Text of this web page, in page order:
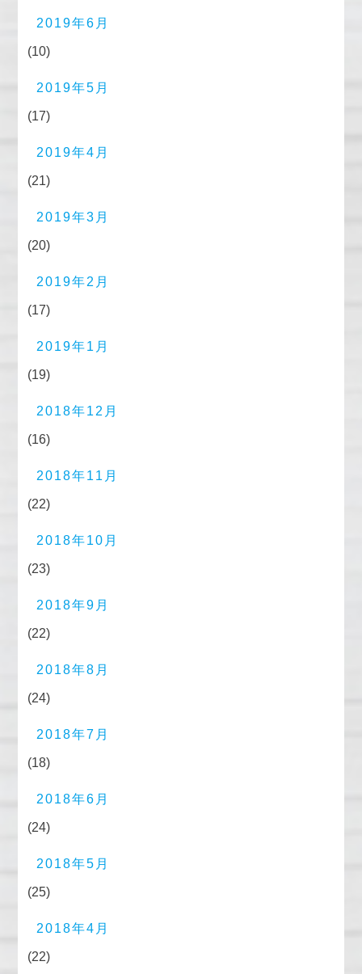
2019年6月
(10)
2019年5月
(17)
2019年4月
(21)
2019年3月
(20)
2019年2月
(17)
2019年1月
(19)
2018年12月
(16)
2018年11月
(22)
2018年10月
(23)
2018年9月
(22)
2018年8月
(24)
2018年7月
(18)
2018年6月
(24)
2018年5月
(25)
2018年4月
(22)